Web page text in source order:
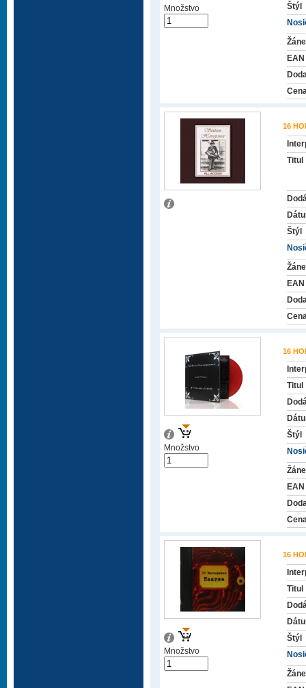
Štýl
EAN
Množstvo
16
Titul
Štýl
EAN
16
Titul
Štýl
EAN
Množstvo
16
Titul
Štýl
Množstvo